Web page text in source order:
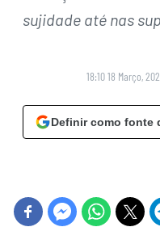
sujidade até nas
18:10 18 Março,
Definir como fonte